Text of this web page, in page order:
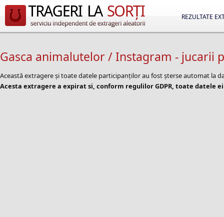
REZULTATE
Gasca animalutelor / Instagram - jucarii
Această extragere și toate datele participanților au fost șterse automat la
Acesta extragere a expirat si, conform regulilor GDPR, toate datele